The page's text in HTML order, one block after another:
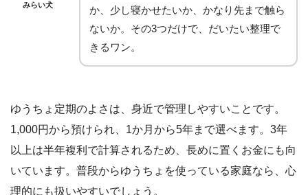
みらい犬
か、少し寝かせたいか、かなり先まで触ら
ないか。その3つだけで、だいたい整理で
きるワン。
ゆうちょ定期のよさは、身近で管理しやすいことです。
1,000円から預けられ、1か月から5年まで選べます。3年
以上は半年複利で計算されるため、長めに置くお金にも向
いています。普段からゆうちょを使っている家庭なら、心
理的にも扱いやすいでしょう。